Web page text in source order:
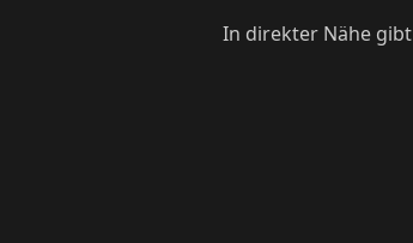
In direkter Nähe